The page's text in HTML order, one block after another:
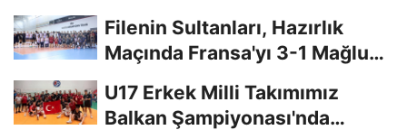
Filenin Sultanları, Hazırlık
Maçında Fransa'yı 3-1 Mağlup
U17 Erkek Milli Takımımız
Balkan Şampiyonası'nda